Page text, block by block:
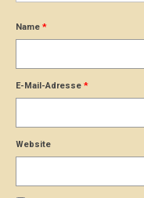
Name *
E-Mail-Adresse *
Website